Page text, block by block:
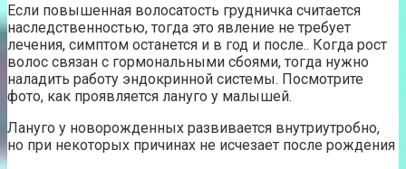
Если повышенная волосатость грудничка считается
наследственностью, тогда это явление не требует
лечения, симптом останется и в год и после.. Когда рост
волос связан с гормональными сбоями, тогда нужно
наладить работу эндокринной системы. Посмотрите
фото, как проявляется лануго у малышей.
Лануго у новорожденных развивается внутриутробно,
но при некоторых причинах не исчезает после рождения